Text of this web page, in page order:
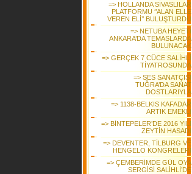
=> HOLLANDA SİVASLILAR
PLATFORMU ‘’ALAN ELLE
VEREN ELİ’’ BULUŞTURDU
=> NETUBA HEYETİ
ANKARA’DA TEMASLARDA
BULUNACAK
=> GERÇEK 7 CÜCE SALİHLİ
TİYATROSUNDA
=> SES SANATÇISI
TUĞRA’DA SANAT
DOSTLARIYLA
=> 1138-BELKIS KAFADAR
ARTIK EMEKLİ
=> BİNTEPELER’DE 2016 YILI
ZEYTİN HASADI
=> DEVENTER, TİLBURG VE
HENGELO KONGRELERİ
=> ÇEMBERİMDE GÜL OYA
SERGİSİ SALİHLİ’DE